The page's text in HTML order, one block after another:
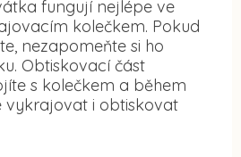
fungují nejlépe ve
kolečkem. Pokud
nezapomeňte si ho
Obtiskovací část
s kolečkem a během
vykrajovat i obtiskovat